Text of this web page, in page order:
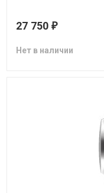
27 750 ₽
Нет в наличии